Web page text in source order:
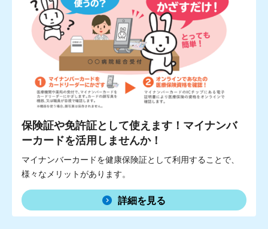
保険証や免許証として使えます！マイナンバ
ーカードを活用しませんか！
マイナンバーカードを健康保険証として利用することで、
様々なメリットがあります。
詳細を見る